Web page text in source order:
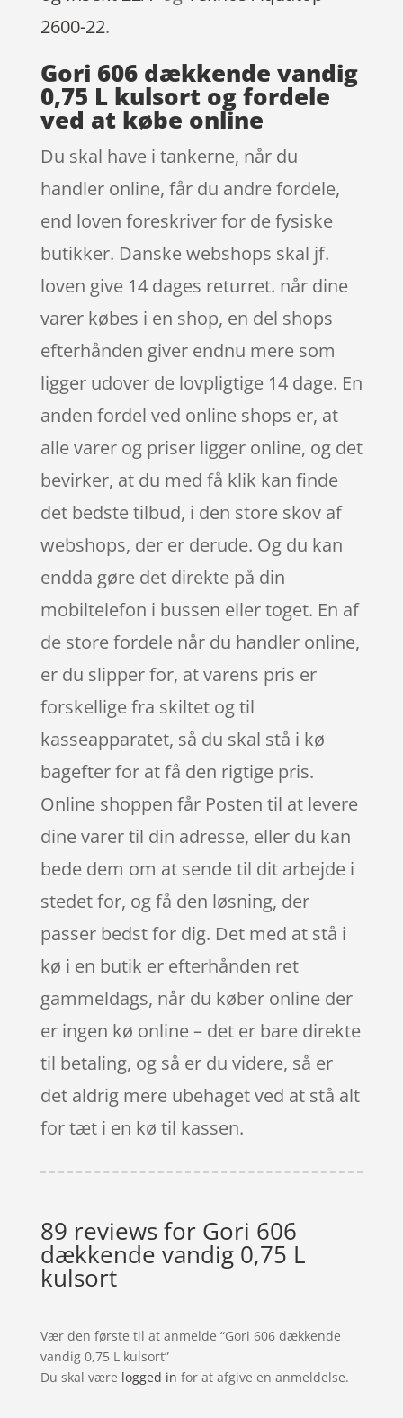
2600-22.
Gori 606 dækkende vandig
0,75 L kulsort og fordele
ved at købe online
Du skal have i tankerne, når du
handler online, får du andre fordele,
end loven foreskriver for de fysiske
butikker. Danske webshops skal jf.
loven give 14 dages returret. når dine
varer købes i en shop, en del shops
efterhånden giver endnu mere som
ligger udover de lovpligtige 14 dage. En
anden fordel ved online shops er, at
alle varer og priser ligger online, og det
bevirker, at du med få klik kan finde
det bedste tilbud, i den store skov af
webshops, der er derude. Og du kan
endda gøre det direkte på din
mobiltelefon i bussen eller toget. En af
de store fordele når du handler online,
er du slipper for, at varens pris er
forskellige fra skiltet og til
kasseapparatet, så du skal stå i kø
bagefter for at få den rigtige pris.
Online shoppen får Posten til at levere
dine varer til din adresse, eller du kan
bede dem om at sende til dit arbejde i
stedet for, og få den løsning, der
passer bedst for dig. Det med at stå i
kø i en butik er efterhånden ret
gammeldags, når du køber online der
er ingen kø online – det er bare direkte
til betaling, og så er du videre, så er
det aldrig mere ubehaget ved at stå alt
for tæt i en kø til kassen.
89 reviews for Gori 606
dækkende vandig 0,75 L
kulsort
Vær den første til at anmelde “Gori 606 dækkende
vandig 0,75 L kulsort”
Du skal være logged in for at afgive en anmeldelse.